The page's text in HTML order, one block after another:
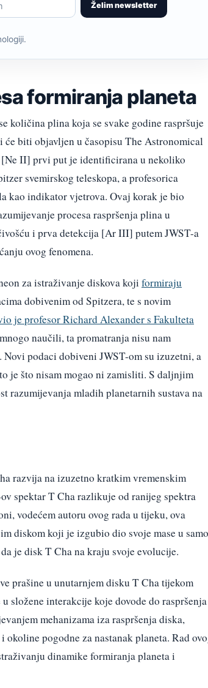
Želim newsletter
formiranja planeta
količina plina koja se svake godine raspršuje
će biti objavljen u časopisu The Astronomical
II] prvi put je identificirana u nekoliko
svemirskog teleskopa, a profesorica
kao indikator vjetrova. Ovaj korak je bio
procesa raspršenja plina u
i prva detekcija [Ar III] putem JWST-a
ovog fenomena.
za istraživanje diskova koji formiraju
dobivenim od Spitzera, te s novim
je profesor Richard Alexander s Fakulteta
naučili, ta promatranja nisu nam
podaci dobiveni JWST-om su izuzetni, a
je što nisam mogao ni zamisliti. S daljnjim
razumijevanja mladih planetarnih sustava na
razvija na izuzetno kratkim vremenskim
spektar T Cha razlikuje od ranijeg spektra
vodećem autoru ovog rada u tijeku, ova
diskom koji je izgubio dio svoje mase u samo
je disk T Cha na kraju svoje evolucije.
prašine u unutarnjem disku T Cha tijekom
složene interakcije koje dovode do raspršenja
mehanizama iza raspršenja diska,
pogodne za nastanak planeta. Rad
dinamike formiranja planeta i